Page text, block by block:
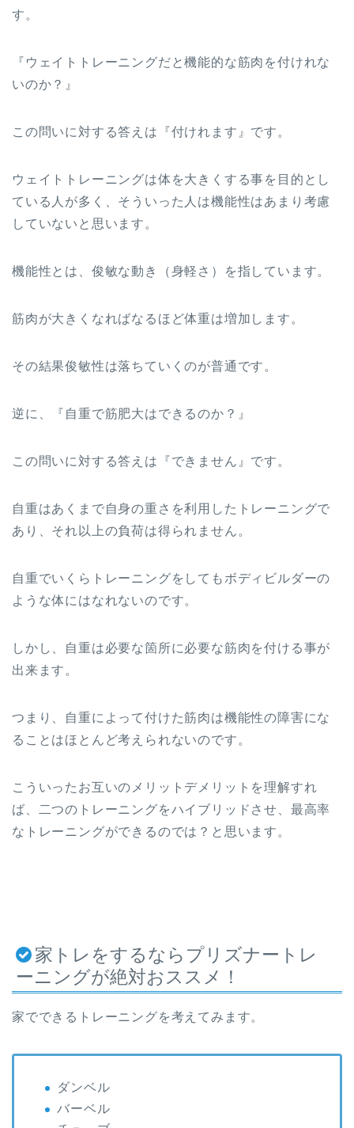
す。
『ウェイトトレーニングだと機能的な筋肉を付けれな
いのか？』
この問いに対する答えは『付けれます』です。
ウェイトトレーニングは体を大きくする事を目的とし
ている人が多く、そういった人は機能性はあまり考慮
していないと思います。
機能性とは、俊敏な動き（身軽さ）を指しています。
筋肉が大きくなればなるほど体重は増加します。
その結果俊敏性は落ちていくのが普通です。
逆に、『自重で筋肥大はできるのか？』
この問いに対する答えは『できません』です。
自重はあくまで自身の重さを利用したトレーニングで
あり、それ以上の負荷は得られません。
自重でいくらトレーニングをしてもボディビルダーの
ような体にはなれないのです。
しかし、自重は必要な箇所に必要な筋肉を付ける事が
出来ます。
つまり、自重によって付けた筋肉は機能性の障害にな
ることはほとんど考えられないのです。
こういったお互いのメリットデメリットを理解すれ
ば、二つのトレーニングをハイブリッドさせ、最高率
なトレーニングができるのでは？と思います。
家トレをするならプリズナートレ
ーニングが絶対おススメ！
家でできるトレーニングを考えてみます。
ダンベル
バーベル